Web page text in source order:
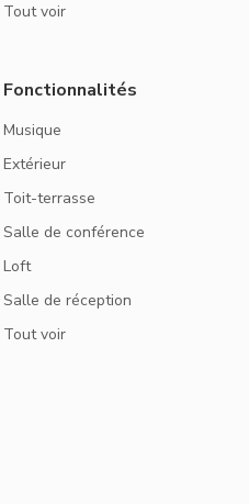
Tout voir
Fonctionnalités
Musique
Extérieur
Toit-terrasse
Salle de conférence
Loft
Salle de réception
Tout voir